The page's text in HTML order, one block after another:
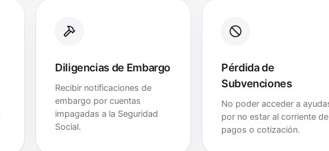
Diligencias de Embargo
Recibir notificaciones de
embargo por cuentas
impagadas a la Seguridad
Social.
Pérdida de
Subvenciones
No poder acceder a
por no estar al corriente de
pagos o cotización.